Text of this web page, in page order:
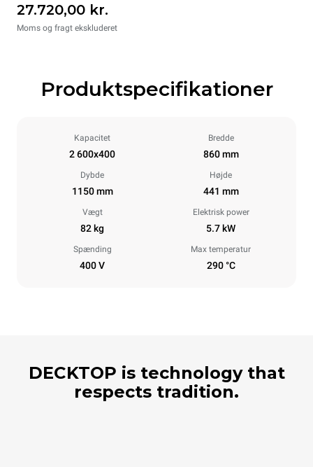
27.720,00 kr.
Moms og fragt ekskluderet
Produktspecifikationer
Kapacitet
2 600x400
Bredde
860 mm
Dybde
1150 mm
Højde
441 mm
Vægt
82 kg
Elektrisk power
5.7 kW
Spænding
400 V
Max temperatur
290 °C
DECKTOP is technology that
respects tradition.